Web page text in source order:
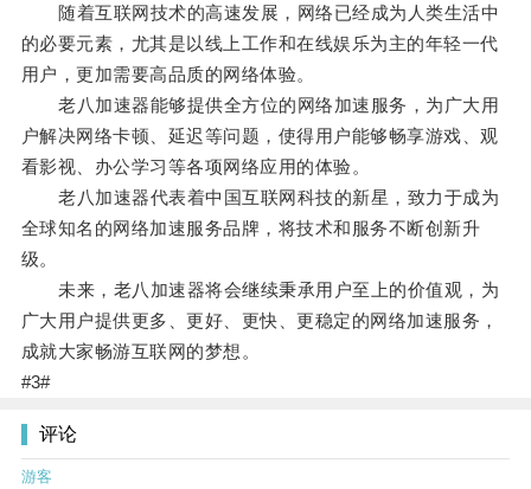
随着互联网技术的高速发展，网络已经成为人类生活中
的必要元素，尤其是以线上工作和在线娱乐为主的年轻一代
用户，更加需要高品质的网络体验。
老八加速器能够提供全方位的网络加速服务，为广大用
户解决网络卡顿、延迟等问题，使得用户能够畅享游戏、观
看影视、办公学习等各项网络应用的体验。
老八加速器代表着中国互联网科技的新星，致力于成为
全球知名的网络加速服务品牌，将技术和服务不断创新升
级。
未来，老八加速器将会继续秉承用户至上的价值观，为
广大用户提供更多、更好、更快、更稳定的网络加速服务，
成就大家畅游互联网的梦想。
#3#
评论
游客